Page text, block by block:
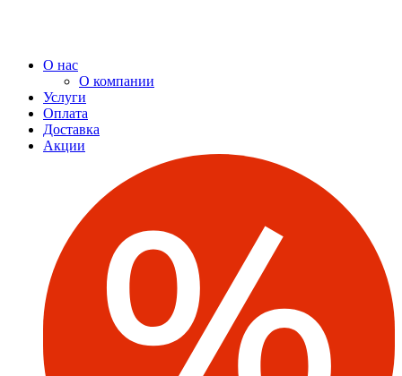
О нас
О компании
Услуги
Оплата
Доставка
Акции